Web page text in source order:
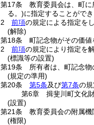
第17条
教育委員会は、町
る。)に指定することができ
2
前項の規定による指定を
(解除)
第18条
町記念物がその価値
2
前項の規定により指定を
(標識等の設置)
第19条
所有者は、町記念
(規定の準用)
第20条
第5条及び第7条の規
第6章
揖斐川町文化
(設置)
第21条
教育委員会の附属
(権限)